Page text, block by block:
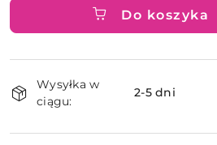
Do koszyka
i
dostawa
Wysyłka w
ciągu:
2-5 dni